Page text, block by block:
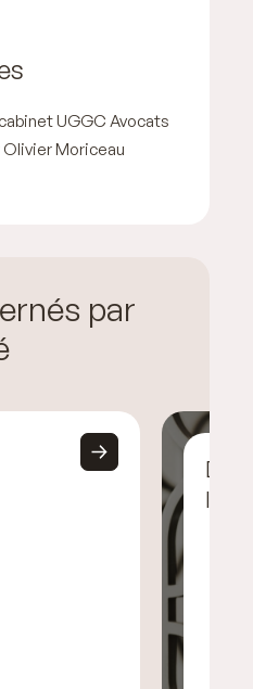
UGGC Avocats
Moriceau
par